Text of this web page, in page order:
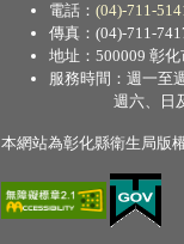
電話： (04)-711-
傳真：(04)-711-
地址：500009 彰
服務時間：週一至
週六、日及
本網站為彰化縣衛生局版